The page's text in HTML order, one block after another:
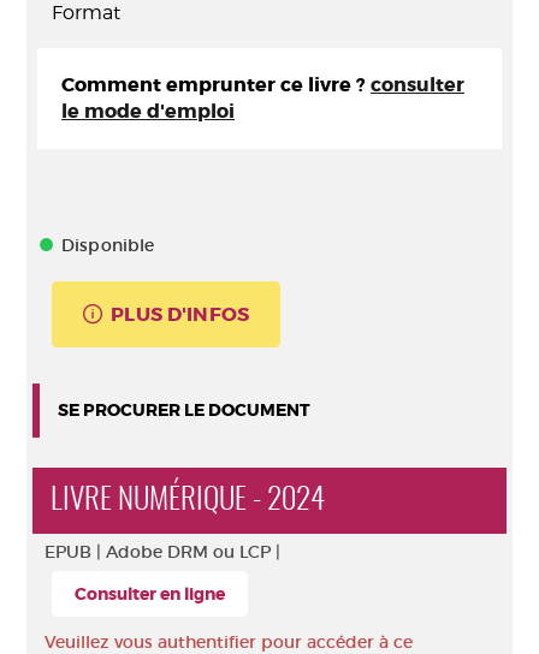
Format
Comment emprunter ce livre ? consulter
le mode d'emploi
Disponible
PLUS D'INFOS
SE PROCURER LE DOCUMENT
LIVRE NUMÉRIQUE - 2024
EPUB | Adobe DRM ou LCP |
Consulter en ligne
Veuillez vous authentifier pour accéder à ce